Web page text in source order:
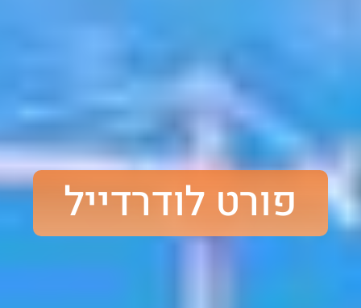
פורט לודרדייל